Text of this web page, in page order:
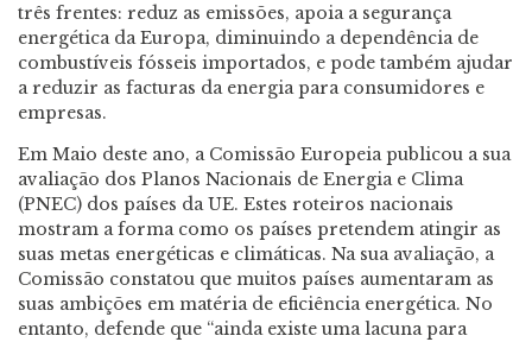
três frentes: reduz as emissões, apoia a segurança
energética da Europa, diminuindo a dependência de
combustíveis fósseis importados, e pode também ajudar
a reduzir as facturas da energia para consumidores e
empresas.
Em Maio deste ano, a Comissão Europeia publicou a sua
avaliação dos Planos Nacionais de Energia e Clima
(PNEC) dos países da UE. Estes roteiros nacionais
mostram a forma como os países pretendem atingir as
suas metas energéticas e climáticas. Na sua avaliação, a
Comissão constatou que muitos países aumentaram as
suas ambições em matéria de eficiência energética. No
entanto, defende que “ainda existe uma lacuna para